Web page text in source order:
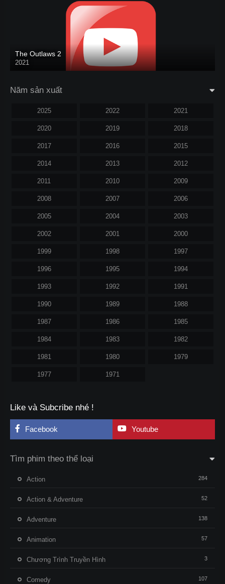
The Outlaws 2
2021
Năm sản xuất
2025 2022 2021
2020 2019 2018
2017 2016 2015
2014 2013 2012
2011 2010 2009
2008 2007 2006
2005 2004 2003
2002 2001 2000
1999 1998 1997
1996 1995 1994
1993 1992 1991
1990 1989 1988
1987 1986 1985
1984 1983 1982
1981 1980 1979
1977 1971
Like và Subcribe nhé !
Facebook Youtube
Tìm phim theo thể loại
Action 284
Action & Adventure 52
Adventure 138
Animation 57
Chương Trình Truyền Hình 3
Comedy 107